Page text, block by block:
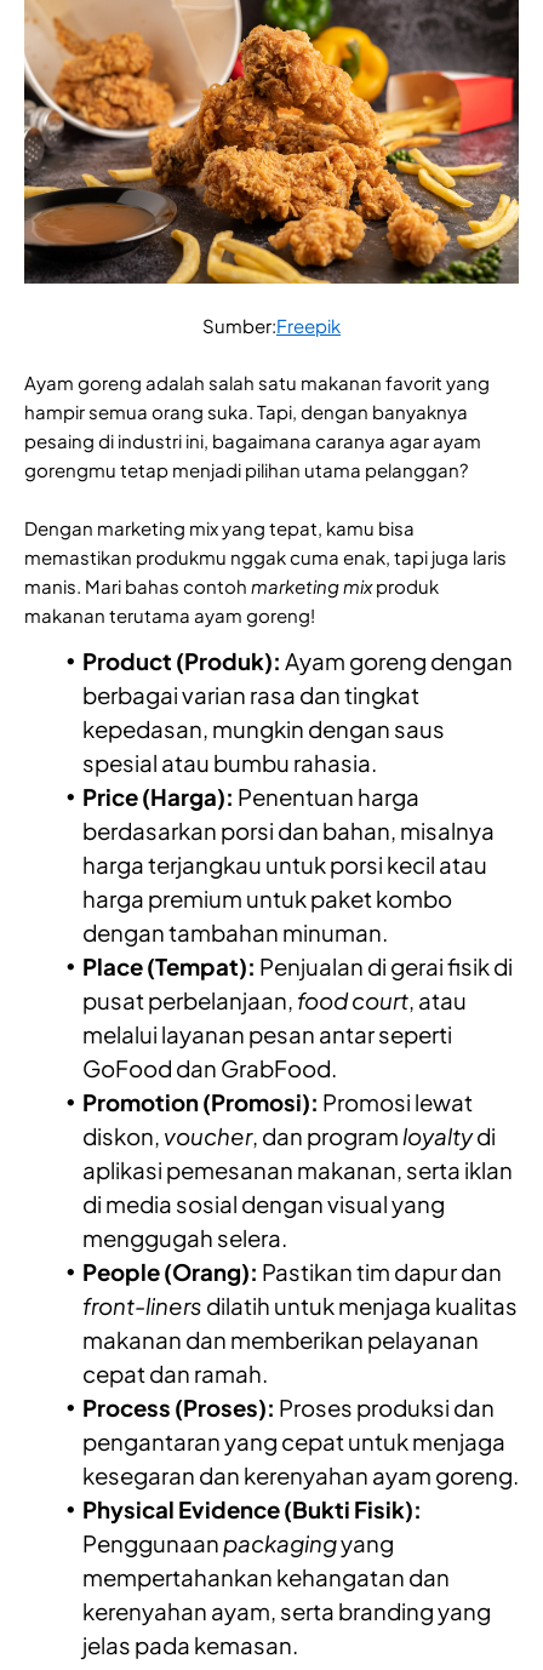
Sumber:Freepik
Ayam goreng adalah salah satu makanan favorit yang
hampir semua orang suka. Tapi, dengan banyaknya
pesaing di industri ini, bagaimana caranya agar ayam
gorengmu tetap menjadi pilihan utama pelanggan?
Dengan marketing mix yang tepat, kamu bisa
memastikan produkmu nggak cuma enak, tapi juga laris
manis. Mari bahas contoh marketing mixproduk
makanan terutama ayam goreng!
Product (Produk): Ayam goreng dengan
berbagai varian rasa dan tingkat
kepedasan, mungkin dengan saus
spesial atau bumbu rahasia.
Price (Harga): Penentuan harga
berdasarkan porsi dan bahan, misalnya
harga terjangkau untuk porsi kecil atau
harga premium untuk paket kombo
dengan tambahan minuman.
Place (Tempat): Penjualan di gerai fisik di
pusat perbelanjaan, food court, atau
melalui layanan pesan antar seperti
GoFood dan GrabFood.
Promotion (Promosi): Promosi lewat
diskon, voucher, dan program loyaltydi
aplikasi pemesanan makanan, serta iklan
di media sosial dengan visual yang
menggugah selera.
People (Orang): Pastikan tim dapur dan
front-liners dilatih untuk menjaga kualitas
makanan dan memberikan pelayanan
cepat dan ramah.
Process (Proses): Proses produksi dan
pengantaran yang cepat untuk menjaga
kesegaran dan kerenyahan ayam goreng.
Physical Evidence (Bukti Fisik):
Penggunaan packagingyang
mempertahankan kehangatan dan
kerenyahan ayam, serta branding yang
jelas pada kemasan.